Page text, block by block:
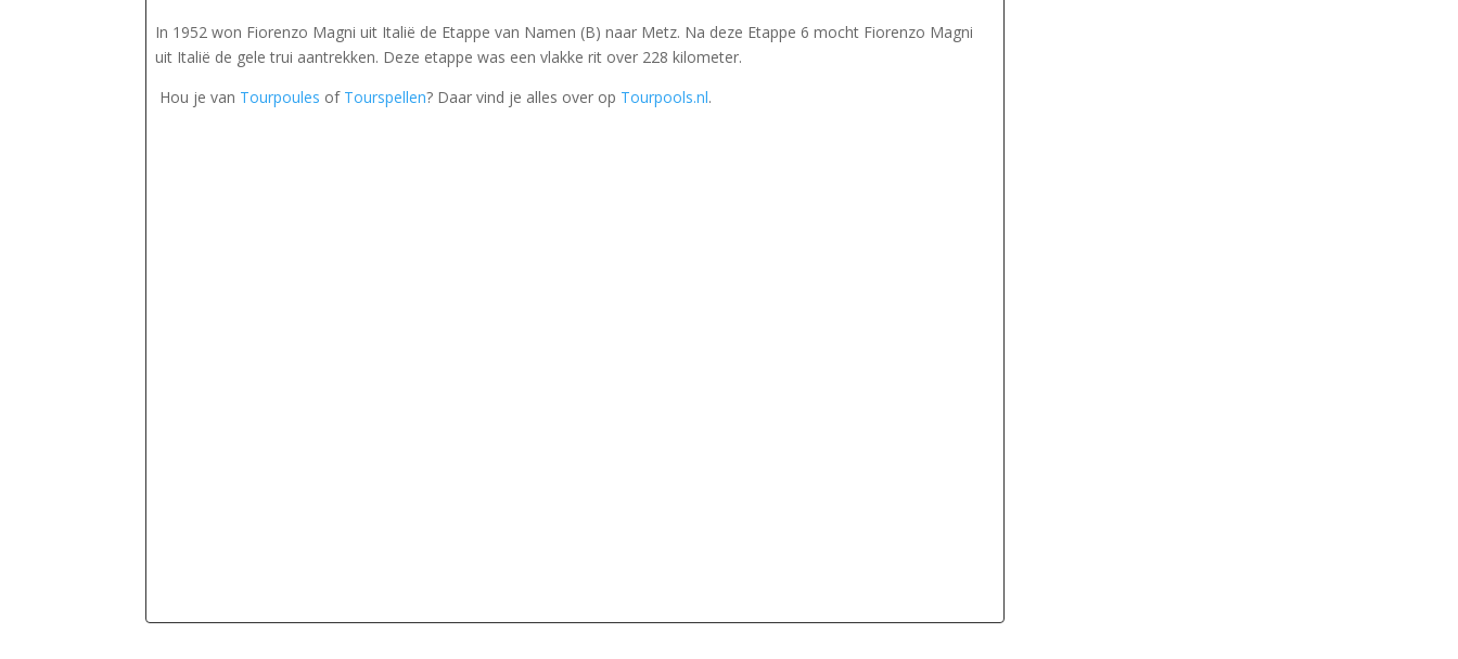
In 1952 won Fiorenzo Magni uit Italië de Etappe van Namen (B) naar Metz. Na deze Etappe 6 mocht Fiorenzo Magni
uit Italië de gele trui aantrekken. Deze etappe was een vlakke rit over 228 kilometer.
Hou je van Tourpoules of Tourspellen? Daar vind je alles over op Tourpools.nl.